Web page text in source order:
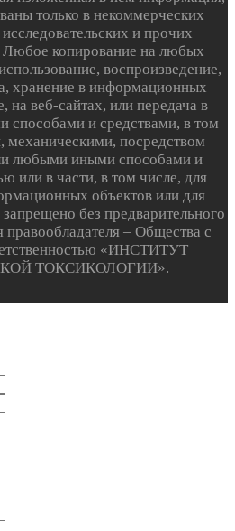
только в некоммерческих
и прочих
Любое копирование на любых
воспроизведение,
хранение в информационных
на веб-сайтах, или передача в
и средствами, в том
механическими, посредством
любыми иными способами и
или в части, в том числе, для
объектов или для
без предварительного
правообладателя – Общества с
«ИНСТИТУТ
ТОКСИКОЛОГИИ».